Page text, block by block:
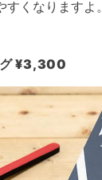
くなりますよ。
グ ¥3,300